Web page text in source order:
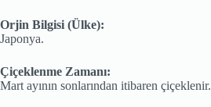
Orjin Bilgisi (Ülke):
Japonya.
Çiçeklenme Zamanı:
Mart ayının sonlarından itibaren çiçeklenir.